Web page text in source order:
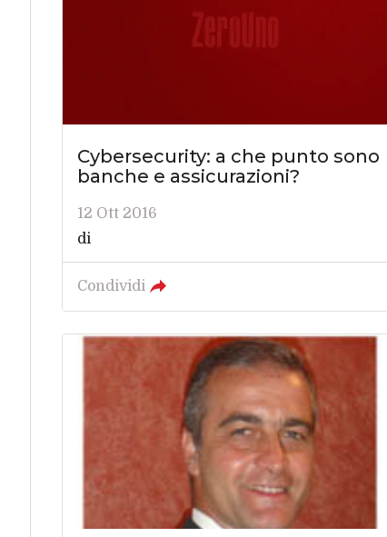
Cybersecurity: a che punto sono
banche e assicurazioni?
12 Ott 2016
di
Condividi